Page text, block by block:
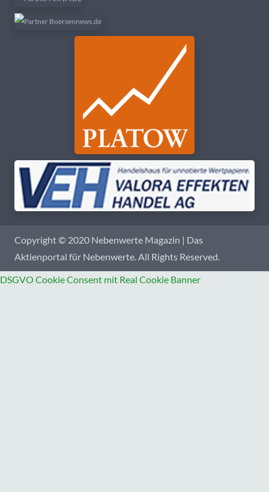
Copyright © 2020 Nebenwerte Magazin | Das
Aktienportal für Nebenwerte. All Rights Reserved.
DSGVO Cookie Consent mit Real Cookie Banner